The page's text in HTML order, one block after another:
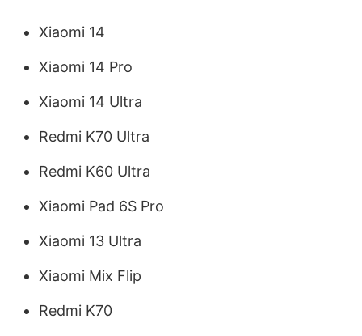
Xiaomi 14
Xiaomi 14 Pro
Xiaomi 14 Ultra
Redmi K70 Ultra
Redmi K60 Ultra
Xiaomi Pad 6S Pro
Xiaomi 13 Ultra
Xiaomi Mix Flip
Redmi K70